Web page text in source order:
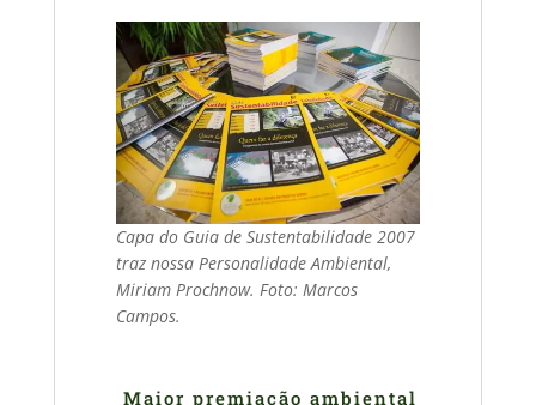
Capa do Guia de Sustentabilidade 2007
traz nossa Personalidade Ambiental,
Miriam Prochnow. Foto: Marcos
Campos.
Maior premiação ambiental